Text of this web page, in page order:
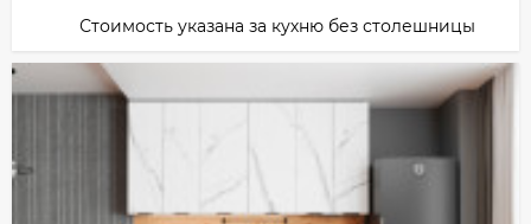
Стоимость указана за кухню без столешницы